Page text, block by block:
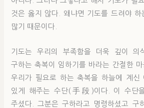
것은 옳지 않다. 왜냐면 기도를 드려야
많기 때문이다.
기도는 우리의 부족함을 더욱 깊이 의
구하는 축복이 임하기를 바라는 간절한
우리가 필요로 하는 축복을 하늘에 계신
있게 해주는 수단(手段)이다. 이 수단
주셨다. 그분은 구하라고 명령하셨고 구